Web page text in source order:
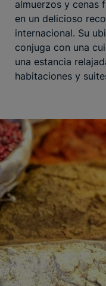
almuerzos y cenas
en un delicioso
internacional. Su
conjuga con una
una estancia
habitaciones y